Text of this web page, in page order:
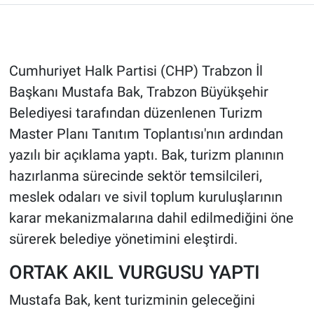
Cumhuriyet Halk Partisi (CHP) Trabzon İl
Başkanı Mustafa Bak, Trabzon Büyükşehir
Belediyesi tarafından düzenlenen Turizm
Master Planı Tanıtım Toplantısı'nın ardından
yazılı bir açıklama yaptı. Bak, turizm planının
hazırlanma sürecinde sektör temsilcileri,
meslek odaları ve sivil toplum kuruluşlarının
karar mekanizmalarına dahil edilmediğini öne
sürerek belediye yönetimini eleştirdi.
ORTAK AKIL VURGUSU YAPTI
Mustafa Bak, kent turizminin geleceğini
EKONOMİ
ÇEVRE
HABERDE İNSAN
POLİTİKA
MAGAZİN